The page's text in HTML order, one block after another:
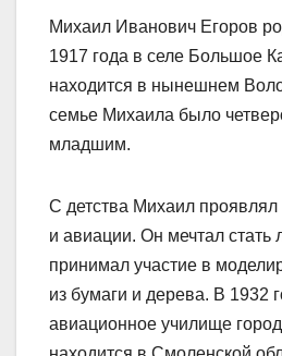
Михаил Иванович Егоров
1917 года в селе Большое
находится в нынешнем
семье Михаила было
младшим.
С детства Михаил проявлял
и авиации. Он мечтал стать
принимал участие в
из бумаги и дерева. В 1932
авиационное училище